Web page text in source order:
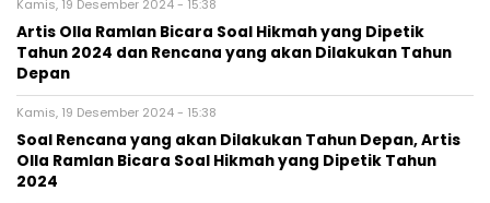
Kamis, 19 Desember 2024 - 15:38
Artis Olla Ramlan Bicara Soal Hikmah yang Dipetik
Tahun 2024 dan Rencana yang akan Dilakukan Tahun
Depan
Kamis, 19 Desember 2024 - 15:38
Soal Rencana yang akan Dilakukan Tahun Depan, Artis
Olla Ramlan Bicara Soal Hikmah yang Dipetik Tahun
2024